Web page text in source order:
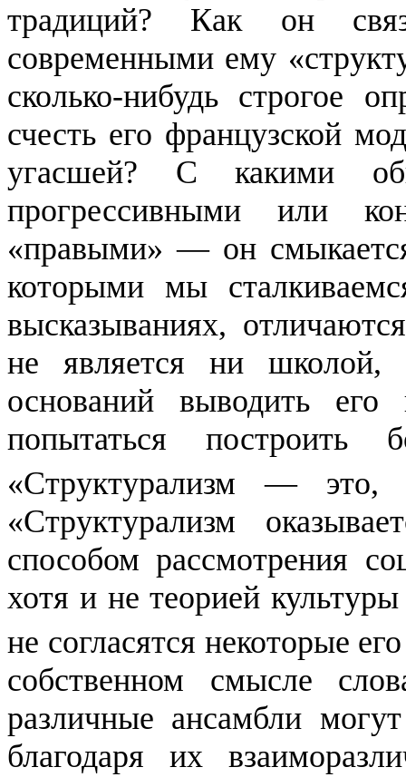
традиций? Как он
современными ему «
сколько-нибудь строгое
счесть его французской
угасшей? С какими
прогрессивными или
«правыми» — он
кото­рыми мы
высказывани­ях,
не является ни
оснований выводить
попытаться построить
«Структурализм — это,
«Структурализм
способом рассмотрения
хотя и не теорией
не согла­сятся некоторые
собствен­ном смысле
различные ансамбли
благодаря их